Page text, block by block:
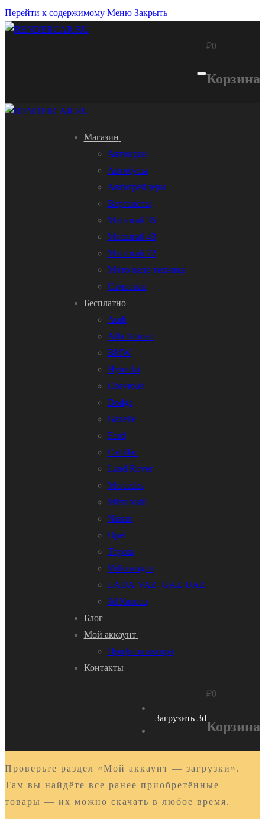
Перейти к содержимому Меню Закрыть
₽0
Корзина
Магазин
Автокран
Автобусы
Автогрейдеры
Вертолеты
Масштаб 35
Масштаб 43
Масштаб 72
Мото-вело техника
Самосвал
Бесплатно
Audi
Alfa Romeo
BMW
Hyundai
Chevrolet
Dodge
Gazelle
Ford
Cadillac
Land Rover
Mercedes
Mitsubishi
Nissan
Opel
Toyota
Volkswagen
LADA-VAZ- GAZ-UAZ
3d Колеса
Блог
Мой аккаунт
Профиль автора
Контакты
Загрузить 3d
₽0
Корзина
Проверьте раздел «Мой аккаунт — загрузки».
Там вы найдёте все ранее приобретённые
товары — их можно скачать в любое время.